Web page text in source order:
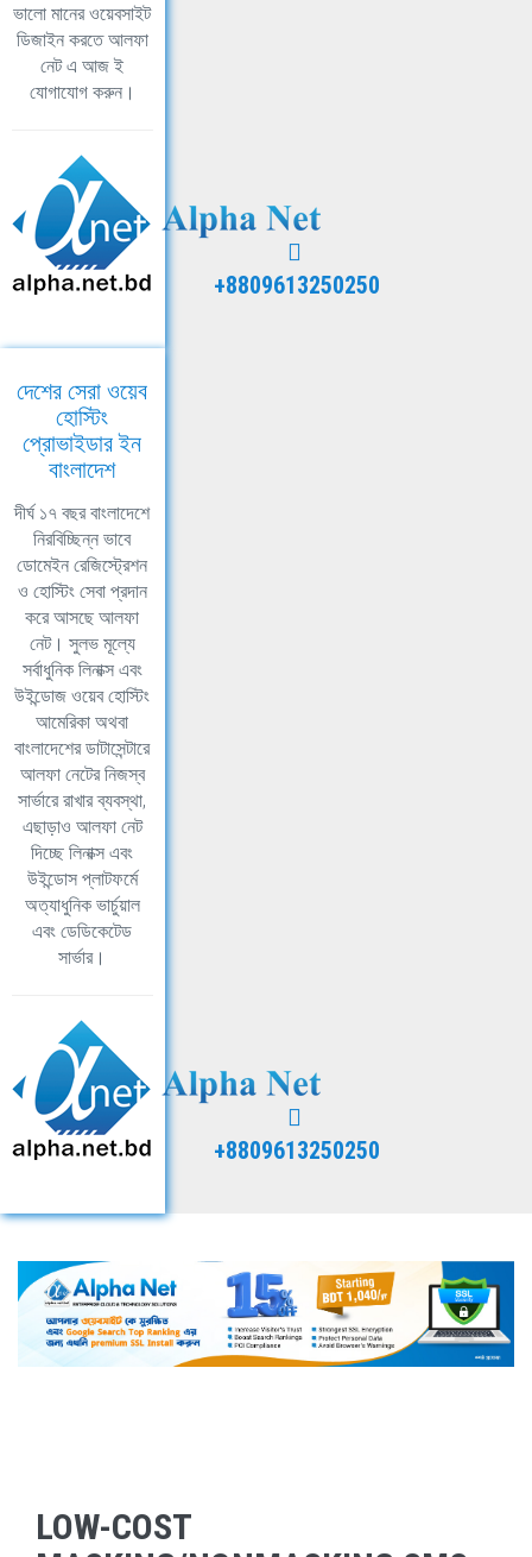
ভালো মানের ওয়েবসাইট
ডিজাইন করতে আলফা
নেট এ আজ ই
যোগাযোগ করুন।
+8809613250250
দেশের সেরা ওয়েব
হোস্টিং
প্রোভাইডার ইন
বাংলাদেশ
দীর্ঘ ১৭ বছর বাংলাদেশে
নিরবিচ্ছিন্ন ভাবে
ডোমেইন রেজিস্ট্রেশন
ও হোস্টিং সেবা প্রদান
করে আসছে আলফা
নেট। সুলভ মূল্যে
সর্বাধুনিক লিনাক্স এবং
উইন্ডোজ ওয়েব হোস্টিং
আমেরিকা অথবা
বাংলাদেশের ডাটাসেন্টারে
আলফা নেটের নিজস্ব
সার্ভারে রাখার ব্যবস্থা,
এছাড়াও আলফা নেট
দিচ্ছে লিনাক্স এবং
উইন্ডোস প্লাটফর্মে
অত্যাধুনিক ভার্চুয়াল
এবং ডেডিকেটেড
সার্ভার।
+8809613250250
LOW-COST